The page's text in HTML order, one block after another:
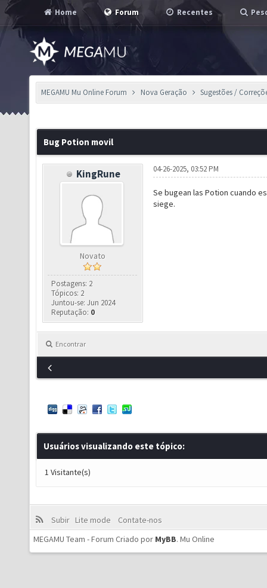
Home Forum Recentes
MEGAMU Mu Online Forum Nova Geração Sugestões /
Bug Potion movil
KingRune
Novato
Postagens: 2
Tópicos: 2
Juntou-se: Jun 2024
Reputação: 0
04-26-2025, 03:52 PM
Se bugean las Potion cuando
siege.
Encontrar
Usuários visualizando este tópico:
1 Visitante(s)
Subir Lite mode
Contate-nos
MEGAMU Team - Forum Criado por MyBB. Mu Online